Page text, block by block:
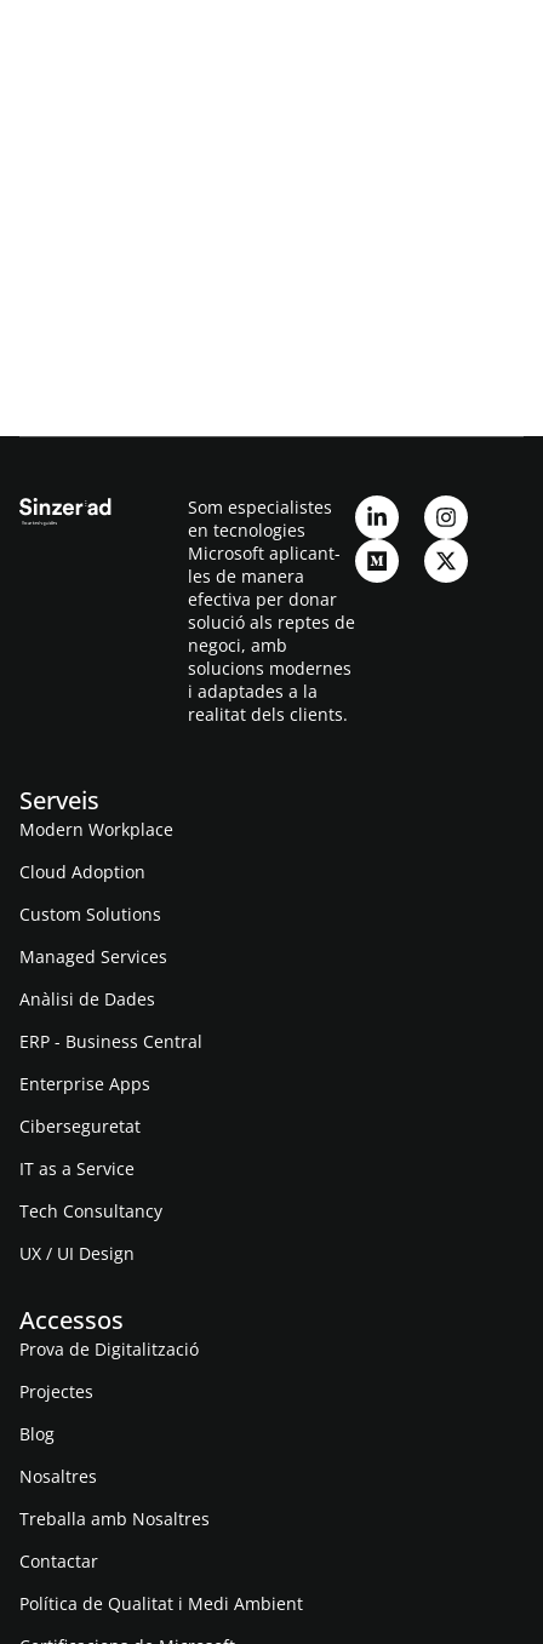
Som especialistes
en tecnologies
Microsoft aplicant-
les de manera
efectiva per donar
solució als reptes de
negoci, amb
solucions modernes
i adaptades a la
realitat dels clients.
Serveis
Modern Workplace
Cloud Adoption
Custom Solutions
Managed Services
Anàlisi de Dades
ERP - Business Central
Enterprise Apps
Ciberseguretat
IT as a Service
Tech Consultancy
UX / UI Design
Accessos
Prova de Digitalització
Projectes
Blog
Nosaltres
Treballa amb Nosaltres
Contactar
Política de Qualitat i Medi Ambient